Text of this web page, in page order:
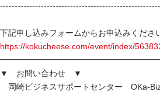
-------------------------------------------------------
下記申し込みフォームからお申込みくださ
https://kokucheese.com/event/index/
▼ お問い合わせ ▼
岡崎ビジネスサポートセンター OKa-Biz